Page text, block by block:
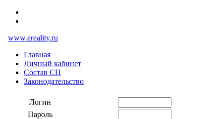
www.ereality.ru
Главная
Личный кабинет
Состав СП
Законодательство
Логин
Пароль